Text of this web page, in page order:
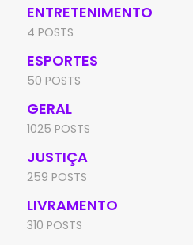
ENTRETENIMENTO
4 POSTS
ESPORTES
50 POSTS
GERAL
1025 POSTS
JUSTIÇA
259 POSTS
LIVRAMENTO
310 POSTS